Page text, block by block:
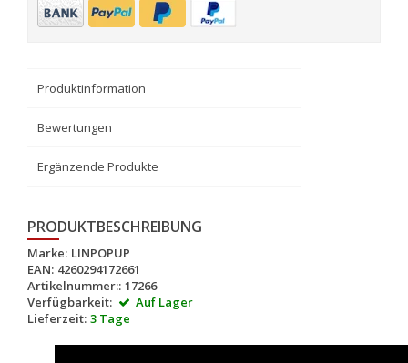
Produktinformation
Bewertungen
Ergänzende Produkte
PRODUKTBESCHREIBUNG
Marke: LINPOPUP
EAN: 4260294172661
Artikelnummer:: 17266
Verfügbarkeit:
Auf Lager
Lieferzeit: 3 Tage